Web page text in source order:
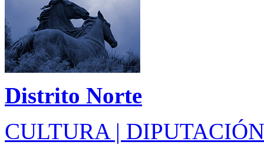
Distrito Norte
CULTURA |